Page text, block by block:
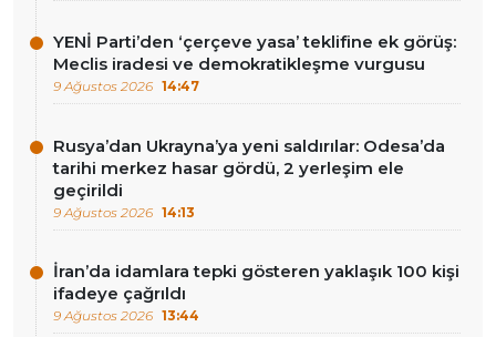
YENİ Parti’den ‘çerçeve yasa’ teklifine ek görüş:
Meclis iradesi ve demokratikleşme vurgusu
9 Ağustos 2026 14:47
Rusya’dan Ukrayna’ya yeni saldırılar: Odesa’da
tarihi merkez hasar gördü, 2 yerleşim ele
geçirildi
9 Ağustos 2026 14:13
İran’da idamlara tepki gösteren yaklaşık 100 kişi
ifadeye çağrıldı
9 Ağustos 2026 13:44